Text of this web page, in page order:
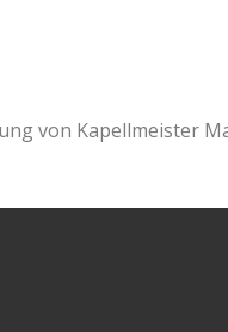
von Kapellmeister